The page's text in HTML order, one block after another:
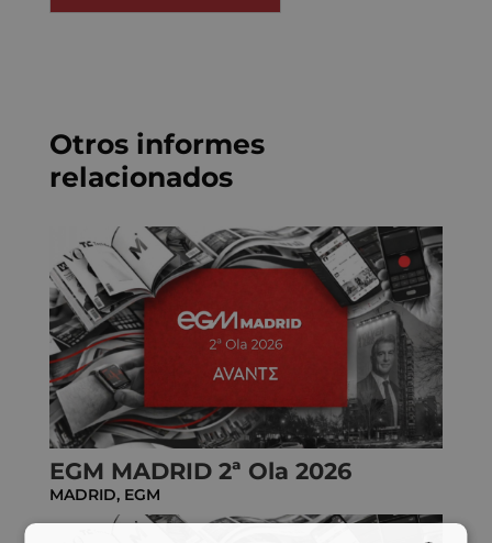
P
Otros informes
relacionados
EGM MADRID 2ª Ola 2026
MADRID, EGM